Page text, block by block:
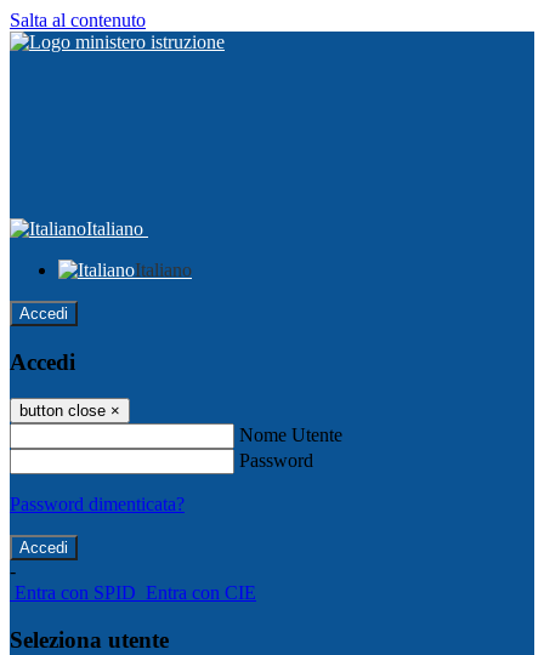
Salta al contenuto
Italiano
Italiano
Accedi
Accedi
button close ×
Nome Utente
Password
Password dimenticata?
-
Entra con SPID Entra con CIE
Seleziona utente